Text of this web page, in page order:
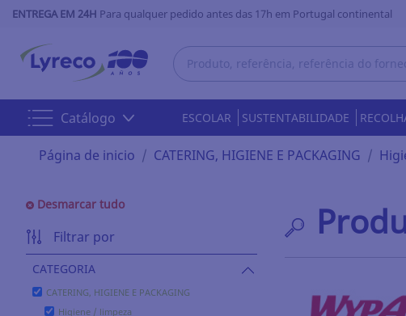
ENTREGA EM 24H Para qualquer pedido antes das 17h em Portugal continental
Catálogo ESCOLAR SUSTENTABILIDADE
Página de inicio CATERING, HIGIENE E PACKAGING
Desmarcar tudo
Filtrar por
CATEGORIA
CATERING, HIGIENE E PACKAGING
Higiene / limpeza